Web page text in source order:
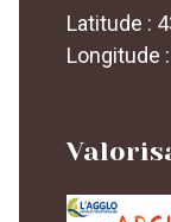
Latitude :
Longitude